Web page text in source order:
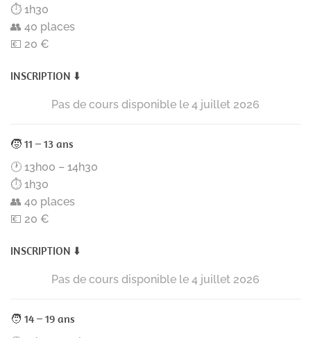
⏱️ 1h30
👥 40 places
💶 20 €
INSCRIPTION ⬇️
🧒 11 – 13 ans
🕐 13h00 – 14h30
⏱️ 1h30
👥 40 places
💶 20 €
INSCRIPTION ⬇️
🧑 14 – 19 ans